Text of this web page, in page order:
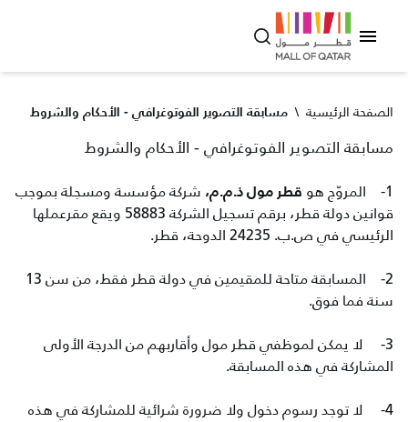
الصفحة الرئيسية \ مسابقة التصوير الفوتوغرافي - الأحكام والشروط
مسابقة التصوير الفوتوغرافي - الأحكام والشروط
1- المروّج هو قطر مول ذ.م.م، شركة مؤسسة ومسجلة بموجب
قوانين دولة قطر، برقم تسجيل الشركة 58883 ويقع مقرعملها
الرئيسي في ص.ب. 24235 الدوحة، قطر.
2- المسابقة متاحة للمقيمين في دولة قطر فقط، من سن 13
سنة فما فوق.
3- لا يمكن لموظفي قطر مول وأقاربهم من الدرجة الأولى
المشاركة في هذه المسابقة.
4- لا توجد رسوم دخول ولا ضرورة شرائية للمشاركة في هذه